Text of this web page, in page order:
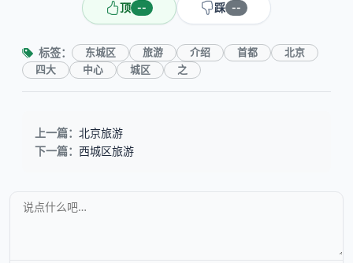
顶 -- 踩 --
标签： 东城区 旅游 介绍 首都
北京
四大
中心 城区 之
上一篇： 北京旅游
下一篇： 西城区旅游